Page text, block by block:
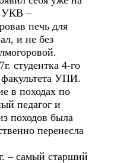
УКВ –
печь для
и не без
студентка 4-го
факультета УПИ.
в походах по
педагог и
походов была
перенесла
– самый старший